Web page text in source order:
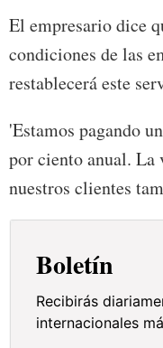
El empresario dice
condiciones de las
restablecerá este
'Estamos pagando
por ciento anual. La
nuestros clientes
Boletín
Recibirás
internacionales